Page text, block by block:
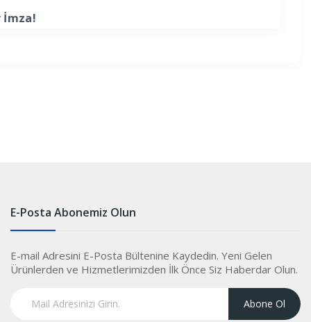
İmza!
E-Posta Abonemiz Olun
E-mail Adresini E-Posta Bültenine Kaydedin. Yeni Gelen
Ürünlerden ve Hizmetlerimizden İlk Önce Siz Haberdar Olun.
Abone Ol